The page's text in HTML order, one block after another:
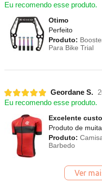
Eu recomendo esse produto.
Otimo
Perfeito
Produto:
Para Bike Trial
Geordane S.
Eu recomendo esse produto.
Excelente
Produto de
Produto:
Barbedo
Ver